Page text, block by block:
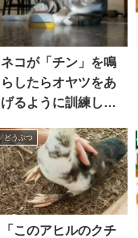
ネコが「チン」を鳴
らしたらオヤツをあ
げるように訓練した
どうぶつ
「このアヒルのクチ